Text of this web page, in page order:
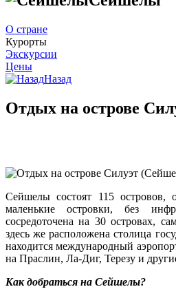
О стране
Курорты
Экскурсии
Цены
Назад
Отдых на острове
Сейшелы состоят 115 островов,
маленькие островки, без
сосредоточена на 30 островах,
здесь же расположена столица
находится международный
на Праслин, Ла-Диг, Терезу и
Как добраться на Сейшелы?